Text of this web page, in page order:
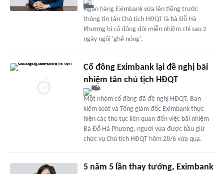
Ngân hàng Eximbank vừa lên tiếng trước
thông tin tân Chủ tịch HĐQT là bà Đỗ Hà
Phương bị cổ đông đòi miễn nhiệm chỉ sau 2
ngày ngồi 'ghế nóng'.
Cổ đông Eximbank lại đề nghị bãi
nhiệm tân chủ tịch HĐQT
Một nhóm cổ đông đã đề nghị HĐQT, Ban
kiểm soát và Tổng giám đốc Eximbank thực
hiện các thủ tục liên quan đến việc bãi nhiệm
Bà Đỗ Hà Phương, người vừa được bầu giữ
chức vụ Chủ tịch HĐQT hôm 28/6 vừa qua.
5 năm 5 lần thay tướng, Eximbank